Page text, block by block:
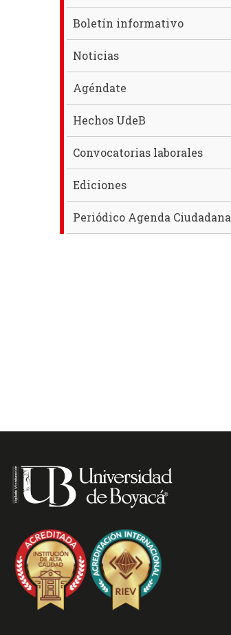
Boletín informativo
Noticias
Agéndate
Hechos UdeB
Convocatorias laborales
Ediciones
Periódico Agenda Ciudadana